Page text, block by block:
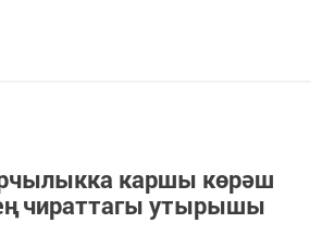
каршы көрәш
чираттагы утырышы